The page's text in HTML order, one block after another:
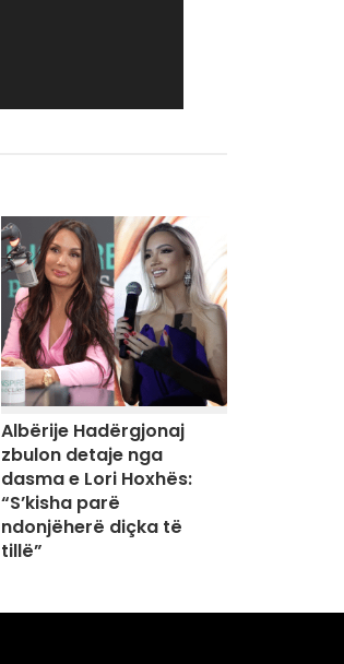
Albërije Hadërgjonaj
zbulon detaje nga
dasma e Lori Hoxhës:
“S’kisha parë
ndonjëherë diçka të
tillë”